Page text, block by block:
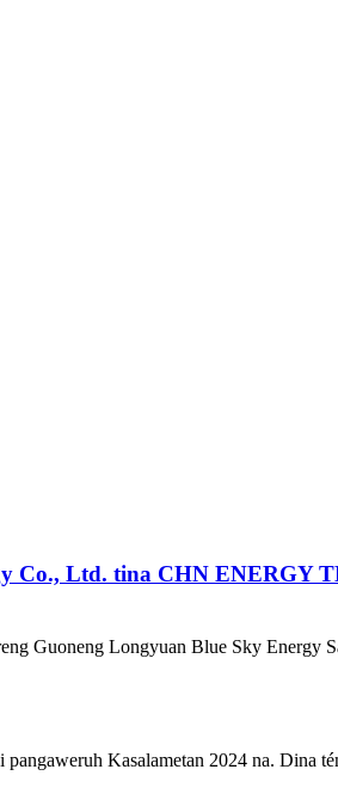
Co., Ltd. tina CHN ENERGY
Guoneng Longyuan Blue Sky Energy
Kasalametan 2024 na. Dina